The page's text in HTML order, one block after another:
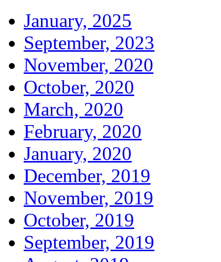
January, 2025
September, 2023
November, 2020
October, 2020
March, 2020
February, 2020
January, 2020
December, 2019
November, 2019
October, 2019
September, 2019